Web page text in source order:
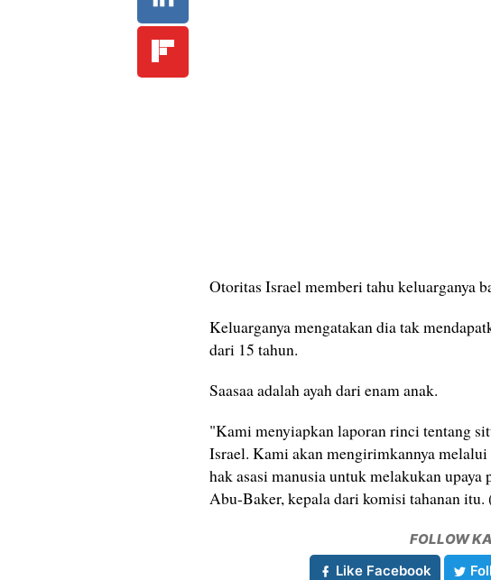
Otoritas Israel memberi tahu keluarganya
Keluarganya mengatakan dia tak
dari 15 tahun.
Saasaa adalah ayah dari enam anak.
"Kami menyiapkan laporan rinci tentang
Israel. Kami akan mengirimkannya
hak asasi manusia untuk melakukan
Abu-Baker, kepala dari komisi tahanan itu.
FOLLOW
Like Facebook